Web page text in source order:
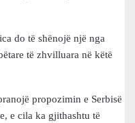
do të shënojë një nga
të zhvilluara në këtë
propozimin e Serbisë
e cila ka gjithashtu të